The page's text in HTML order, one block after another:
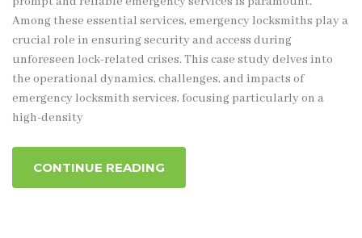
Among these essential services, emergency locksmiths play a
crucial role in ensuring security and access during
unforeseen lock-related crises. This case study delves into
the operational dynamics, challenges, and impacts of
emergency locksmith services, focusing particularly on a
high-density
CONTINUE READING